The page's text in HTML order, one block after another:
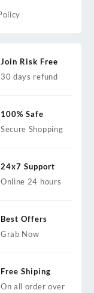
Join Risk Free
30 days refund
100% Safe
Secure Shopping
24x7 Support
Online 24 hours
Best Offers
Grab Now
Free Shiping
On all order over